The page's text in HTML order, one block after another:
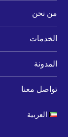
من نحن
الخدمات
المدونة
تواصل معنا
العربية